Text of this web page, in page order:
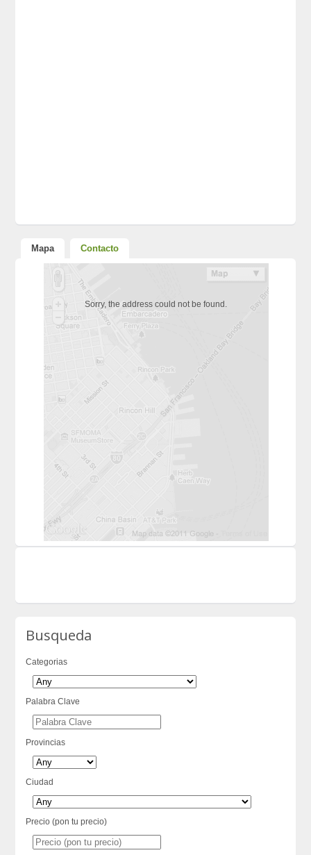
Mapa Contacto
Sorry, the address could not be found.
Busqueda
Categorias
Palabra Clave
Provincias
Ciudad
Precio (pon tu precio)